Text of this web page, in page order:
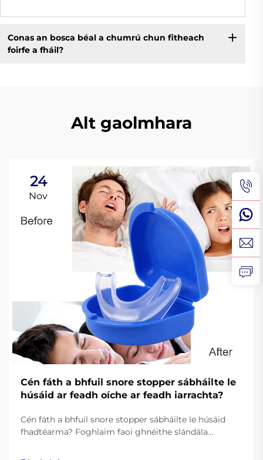
Conas an bosca béal a chumrú chun fitheach
foirfe a fháil?
Alt gaolmhara
24
Nov
Cén fáth a bhfuil snore stopper sábháilte le
húsáid ar feadh oíche ar feadh iarrachta?
Cén fáth a bhfuil snore stopper sábháilte le húsáid
fhadtéarma? Foghlaim faoi ghnéithe slándála
suaimhneachta le haghaidh gléasanna oíche chun